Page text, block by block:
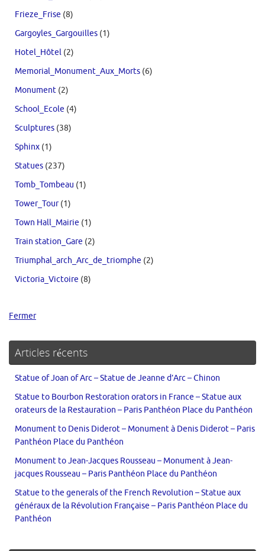
Frieze_Frise (8)
Gargoyles_Gargouilles (1)
Hotel_Hôtel (2)
Memorial_Monument_Aux_Morts (6)
Monument (2)
School_Ecole (4)
Sculptures (38)
Sphinx (1)
Statues (237)
Tomb_Tombeau (1)
Tower_Tour(1)
Town Hall_Mairie (1)
Train station_Gare (2)
Triumphal_arch_Arc_de_triomphe (2)
Victoria_Victoire (8)
Fermer
Articles récents
Statue of Joan of Arc – Statue de Jeanne d’Arc – Chinon
Statue to Bourbon Restoration orators in France – Statue aux
orateurs de la Restauration – Paris Panthéon Place du Panthéon
Monument to Denis Diderot – Monument à Denis Diderot – Paris
Panthéon Place du Panthéon
Monument to Jean-Jacques Rousseau – Monument à Jean-
jacques Rousseau – Paris Panthéon Place du Panthéon
Statue to the generals of the French Revolution – Statue aux
généraux de la Révolution Française – Paris Panthéon Place du
Panthéon